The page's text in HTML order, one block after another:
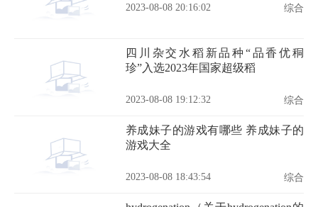
2023-08-08 20:16:02 综合
四川杂交水稻新品种“品香优秱
珍”入选2023年国家超级稻
2023-08-08 19:12:32 综合
养成妹子的游戏有哪些 养成妹子的
游戏大全
2023-08-08 18:43:54 综合